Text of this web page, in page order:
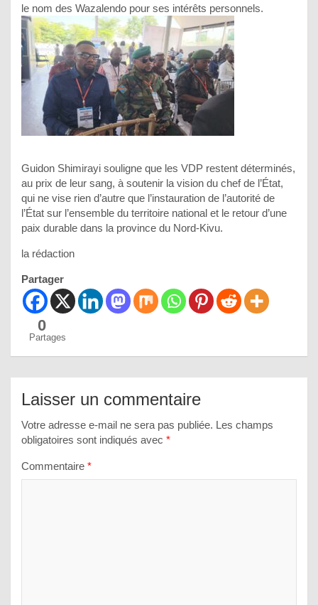
le nom des Wazalendo pour ses intérêts personnels.
Guidon Shimirayi souligne que les VDP restent déterminés,
au prix de leur sang, à soutenir la vision du chef de l’État,
qui ne vise rien d’autre que l’instauration de l’autorité de
l’État sur l’ensemble du territoire national et le retour d’une
paix durable dans la province du Nord-Kivu.
la rédaction
Partager
0
Partages
Laisser un commentaire
Votre adresse e-mail ne sera pas publiée. Les champs
obligatoires sont indiqués avec *
Commentaire *